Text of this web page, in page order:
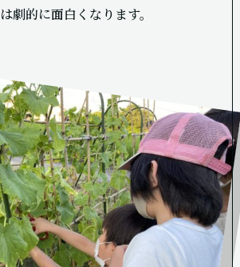
劇的に面白くなります。